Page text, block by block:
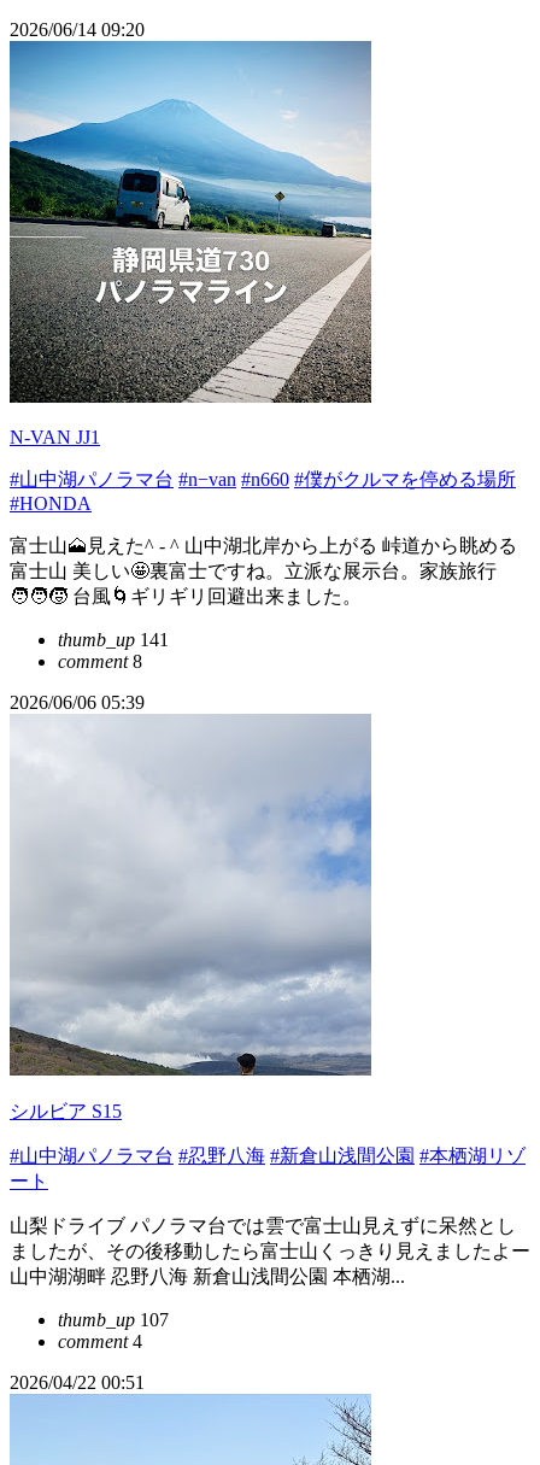
2026/06/14 09:20
N-VAN JJ1
#山中湖パノラマ台 #n−van #n660 #僕がクルマを停める場所
#HONDA
富士山🗻見えた^ - ^ 山中湖北岸から上がる 峠道から眺める
富士山 美しい🤩裏富士ですね。立派な展示台。家族旅行
🧑‍🧑‍🧒 台風🌀ギリギリ回避出来ました。
thumb_up 141
comment8
2026/06/06 05:39
シルビア S15
#山中湖パノラマ台 #忍野八海 #新倉山浅間公園 #本栖湖リゾ
ート
山梨ドライブ パノラマ台では雲で富士山見えずに呆然とし
ましたが、その後移動したら富士山くっきり見えましたよー
山中湖湖畔 忍野八海 新倉山浅間公園 本栖湖...
thumb_up 107
comment4
2026/04/22 00:51